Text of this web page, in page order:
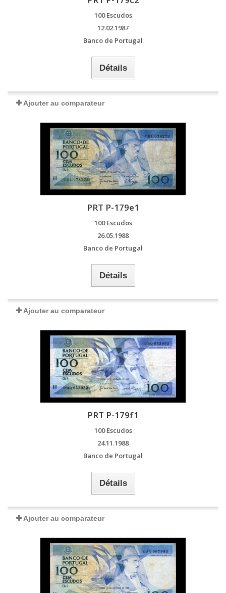
100 Escudos
12.02.1987
Banco de Portugal
Détails
Ajouter au comparateur
PRT P-179e1
100 Escudos
26.05.1988
Banco de Portugal
Détails
Ajouter au comparateur
PRT P-179f1
100 Escudos
24.11.1988
Banco de Portugal
Détails
Ajouter au comparateur